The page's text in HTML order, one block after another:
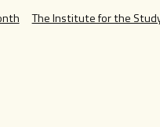
The Institute for the